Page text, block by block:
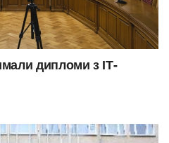
дипломи з ІТ-